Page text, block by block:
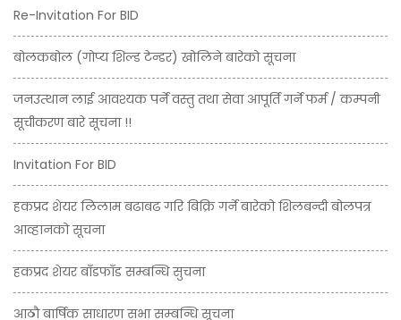
Re-Invitation For BID
बोलकबोल (गोप्य शिल्ड टेन्डर) खोलिने बारेको सूचना
जनउत्थान लाई आवश्यक पर्ने वस्तु तथा सेवा आपूर्ति गर्ने फर्म / कम्पनी
सूचीकरण बारे सूचना !!
Invitation For BID
हकप्रद शेयर लिलाम बढाबढ गरि बिक्रि गर्ने बारेको शिलबन्दी बोलपत्र
आव्हानको सूचना
हकप्रद शेयर बाँडफाँड सम्बन्धि सुचना
आठौ बार्षिक साधारण सभा सम्बन्धि सूचना